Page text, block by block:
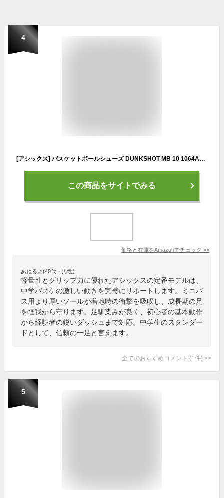
4
[アシックス] バスケットボールシューズ DUNKSHOT MB 10 1064A019 ユニセックス子供 002(ブラック/アメジスト) 22.0 cm 2E
この商品をサイトでみる
価格と在庫をAmazonでチェック >>
あねるよ(40代・男性)
軽量性とグリップ力に優れたアシックスの定番モデルは、
中学バスケの激しい動きを完璧にサポートします。ミニバ
ス用より厚いソールが着地時の衝撃を吸収し、成長期の足
を怪我から守ります。足馴染みが良く、初心者の基本動作
から経験者の鋭いダッシュまで対応。中学生のスタンダー
ドとして、信頼の一足と言えます。
全てのおすすめコメント (1 件) >
5